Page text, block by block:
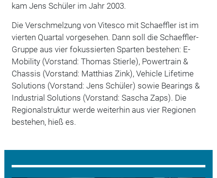
kam Jens Schüler im Jahr 2003.
Die Verschmelzung von Vitesco mit Schaeffler ist im
vierten Quartal vorgesehen. Dann soll die Schaeffler-
Gruppe aus vier fokussierten Sparten bestehen: E-
Mobility (Vorstand: Thomas Stierle), Powertrain &
Chassis (Vorstand: Matthias Zink), Vehicle Lifetime
Solutions (Vorstand: Jens Schüler) sowie Bearings &
Industrial Solutions (Vorstand: Sascha Zaps). Die
Regionalstruktur werde weiterhin aus vier Regionen
bestehen, hieß es.